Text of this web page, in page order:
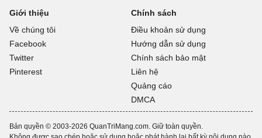
Giới thiệu
Về chúng tôi
Facebook
Twitter
Pinterest
Chính sách
Điều khoản sử dụng
Hướng dẫn sử dụng
Chính sách bảo mật
Liên hệ
Quảng cáo
DMCA
Bản quyền © 2003-2026 QuanTriMang.com. Giữ toàn quyền.